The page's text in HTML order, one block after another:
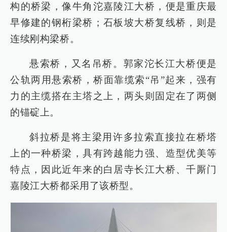
构的桥梁，像牛角沱嘉陵江大桥，便是重庆最
早修建的钢桁梁桥；石板坡大桥复线桥，则是
连续刚构梁桥。
悬索桥，又名吊桥。郭家沱长江大桥便是
公轨两用悬索桥，桥面靠缆索“吊”起来，强有
力的主缆搭在主塔之上，两头则固定在了两侧
的锚碇上。
斜拉桥是将主梁用许多拉索直接拉在桥塔
上的一种桥梁，具有跨越能力强、造型优美等
特点，因此近年来的白居寺长江大桥、千厮门
嘉陵江大桥都采用了该桥型。